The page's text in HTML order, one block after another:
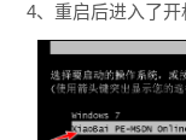
4、重启后进入了开